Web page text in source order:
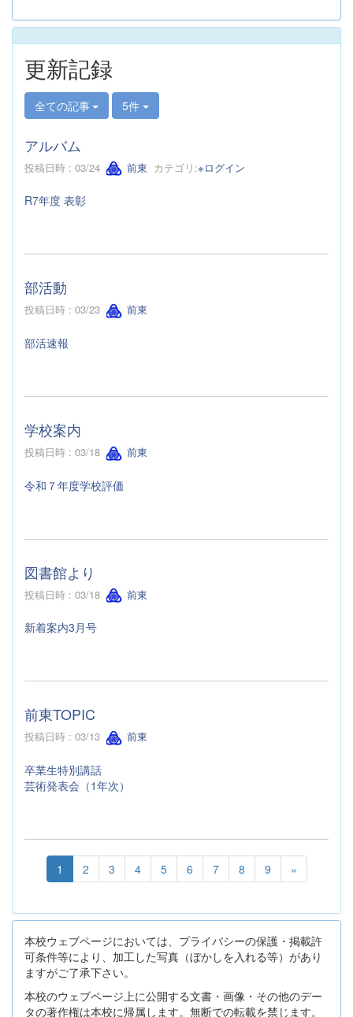
更新記録
全ての記事 5件
アルバム
投稿日時 : 03/24 前東 カテゴリ:※ログイン
R7年度 表彰
部活動
投稿日時 : 03/23 前東
部活速報
学校案内
投稿日時 : 03/18 前東
令和７年度学校評価
図書館より
投稿日時 : 03/18 前東
新着案内3月号
前東TOPIC
投稿日時 : 03/13 前東
卒業生特別講話
芸術発表会（1年次）
1 2 3 4 5 6 7 8 9 »
本校ウェブページにおいては、プライバシーの保護・掲載許
可条件等により、加工した写真（ぼかしを入れる等）があり
ますがご了承下さい。
本校のウェブページ上に公開する文書・画像・その他のデー
タの著作権は本校に帰属します。無断での転載を禁じます。